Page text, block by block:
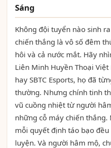
Sáng
Không đội tuyển nào sinh
chiến thắng là vô số đêm
hôi và cả nước mắt. Hãy
Liên Minh Huyền Thoại
hay SBTC Esports, họ đã
thường. Nhưng chính tinh
vũ cuồng nhiệt từ người
những cỗ máy chiến
mỗi quyết định táo bạo
luyện. Và người hâm mộ,